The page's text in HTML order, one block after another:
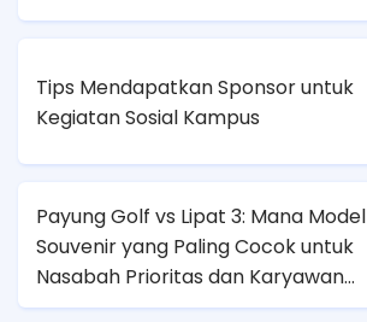
Tips Mendapatkan Sponsor untuk
Kegiatan Sosial Kampus
Payung Golf vs Lipat 3: Mana Model
Souvenir yang Paling Cocok untuk
Nasabah Prioritas dan Karyawan
Lapangan?